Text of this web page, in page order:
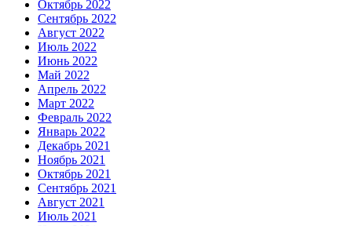
Октябрь 2022
Сентябрь 2022
Август 2022
Июль 2022
Июнь 2022
Май 2022
Апрель 2022
Март 2022
Февраль 2022
Январь 2022
Декабрь 2021
Ноябрь 2021
Октябрь 2021
Сентябрь 2021
Август 2021
Июль 2021